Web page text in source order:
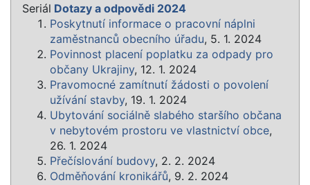
Seriál Dotazy a odpovědi 2024
Poskytnutí informace o pracovní náplni
zaměstnanců obecního úřadu, 5. 1. 2024
Povinnost placení poplatku za odpady pro
občany Ukrajiny, 12. 1. 2024
Pravomocné zamítnutí žádosti o povolení
užívání stavby, 19. 1. 2024
Ubytování sociálně slabého staršího občana
v nebytovém prostoru ve vlastnictví obce,
26. 1. 2024
Přečíslování budovy, 2. 2. 2024
Odměňování kronikářů, 9. 2. 2024